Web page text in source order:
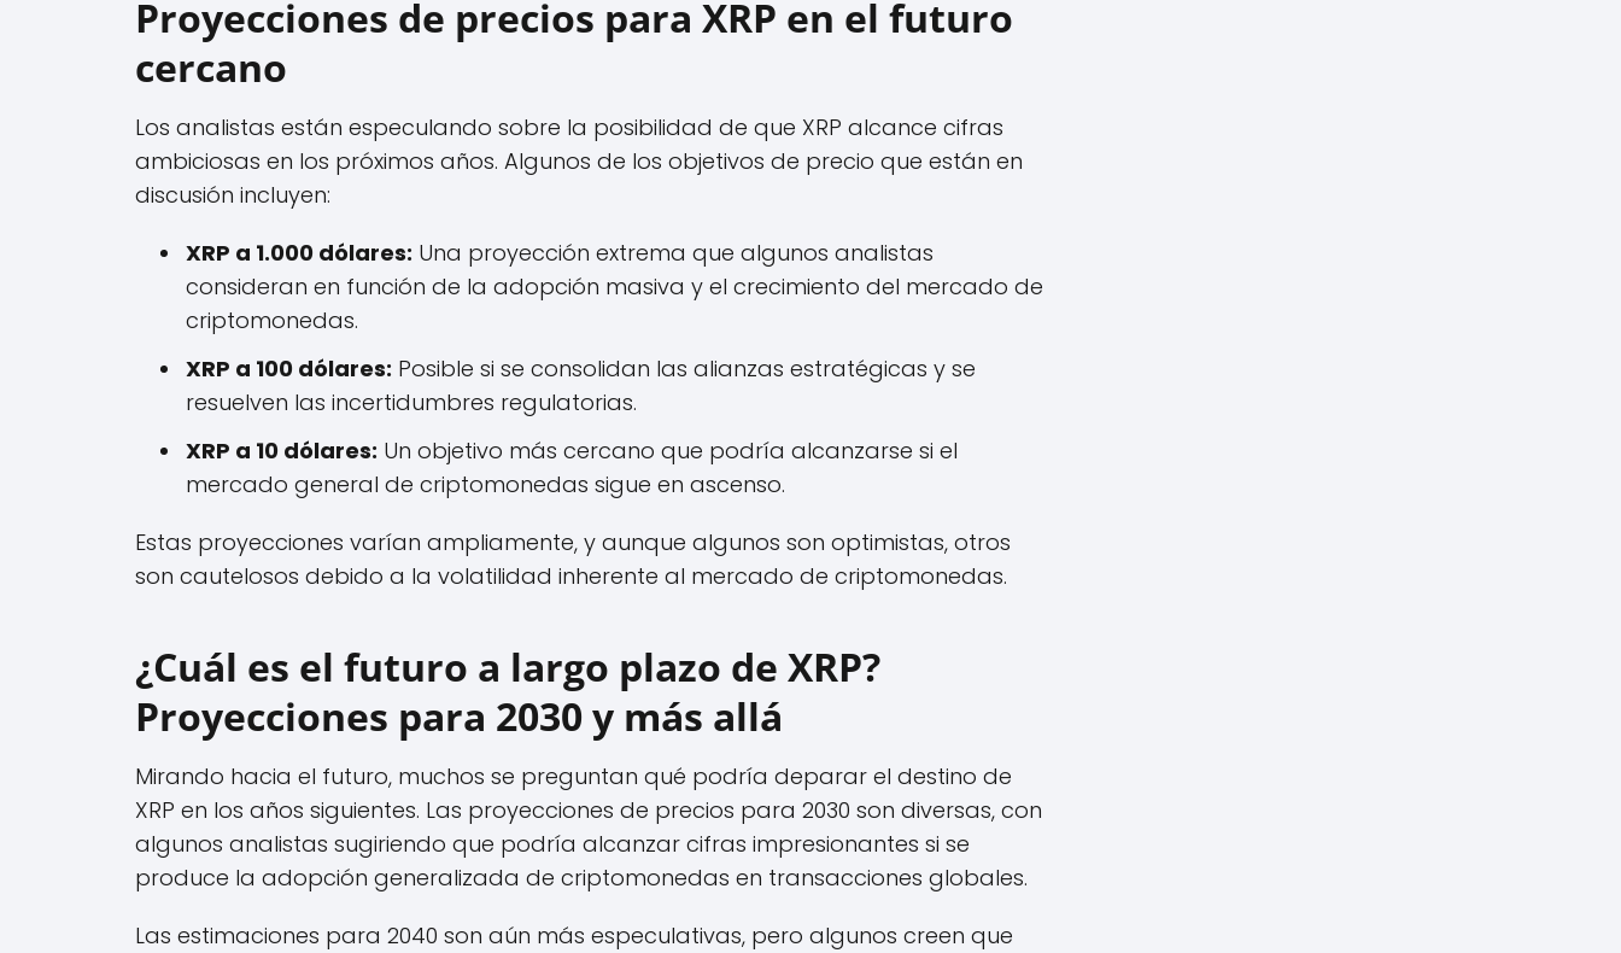
Proyecciones de precios para XRP en el futuro
cercano
Los analistas están especulando sobre la posibilidad de que XRP alcance cifras
ambiciosas en los próximos años. Algunos de los objetivos de precio que están en
discusión incluyen:
XRP a 1.000 dólares: Una proyección extrema que algunos analistas
consideran en función de la adopción masiva y el crecimiento del mercado de
criptomonedas.
XRP a 100 dólares: Posible si se consolidan las alianzas estratégicas y se
resuelven las incertidumbres regulatorias.
XRP a 10 dólares: Un objetivo más cercano que podría alcanzarse si el
mercado general de criptomonedas sigue en ascenso.
Estas proyecciones varían ampliamente, y aunque algunos son optimistas, otros
son cautelosos debido a la volatilidad inherente al mercado de criptomonedas.
¿Cuál es el futuro a largo plazo de XRP?
Proyecciones para 2030 y más allá
Mirando hacia el futuro, muchos se preguntan qué podría deparar el destino de
XRP en los años siguientes. Las proyecciones de precios para 2030 son diversas, con
algunos analistas sugiriendo que podría alcanzar cifras impresionantes si se
produce la adopción generalizada de criptomonedas en transacciones globales.
Las estimaciones para 2040 son aún más especulativas, pero algunos creen que